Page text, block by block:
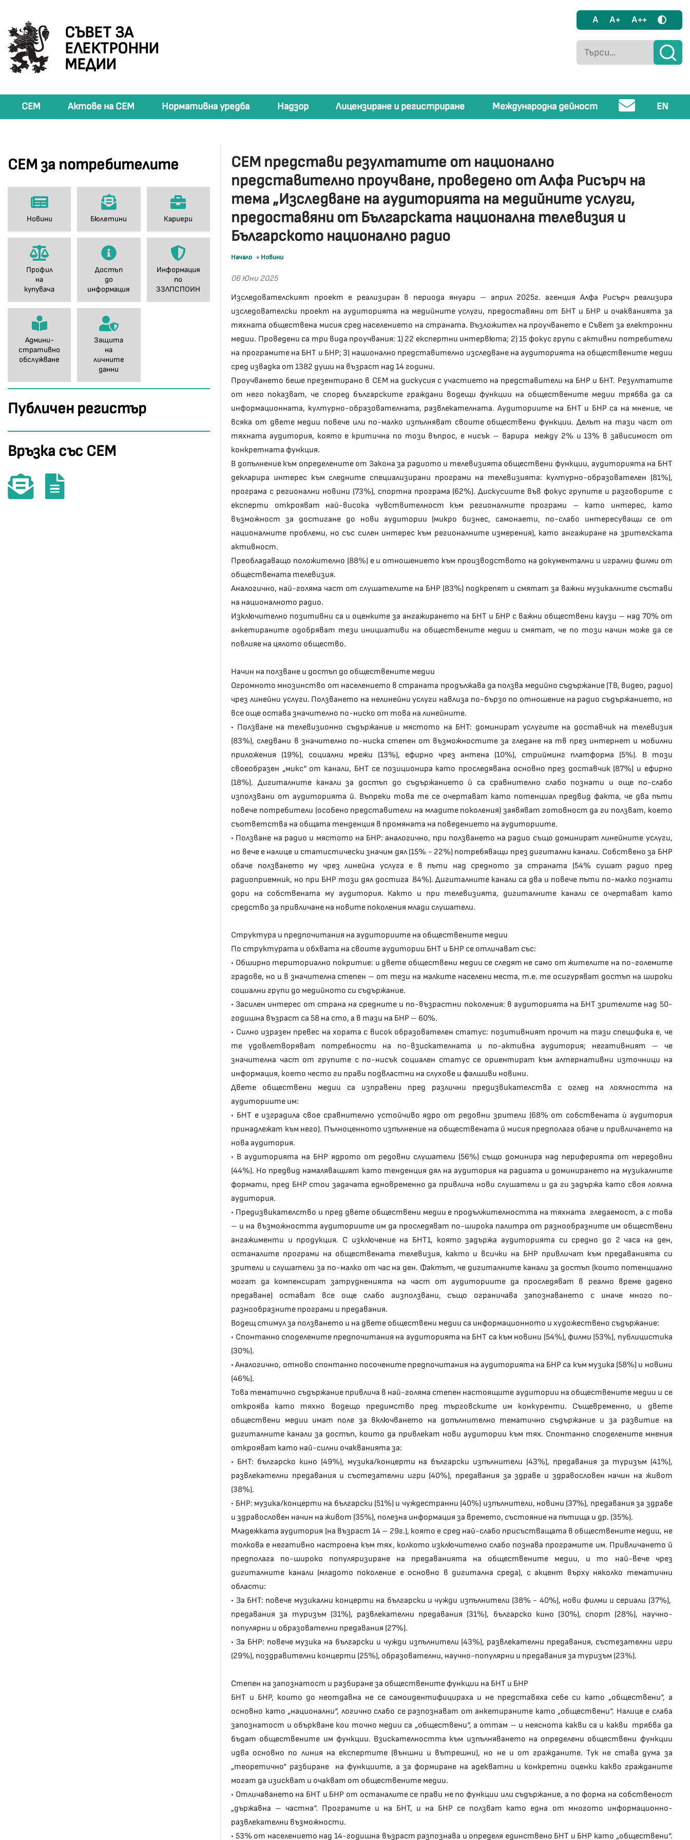
СЪВЕТ ЗА
ЕЛЕКТРОННИ
МЕДИИ
A A+ A++
СЕМ Актове на СЕМ Нормативна уредба Надзор Лицензиране и регистриране Международна дейност EN
СЕМ за потребителите
Новини Бюлетини Кариери
Профил
на
купувача
Достъп
до
информация
Информация
по
ЗЗЛПСПОИН
Админи-
стративно
обслужване
Защита
на
личните
данни
Публичен регистър
Връзка със СЕМ
СЕМ представи резултатите от национално
представително проучване, проведено от Алфа Рисърч на
тема „Изследване на аудиторията на медийните услуги,
предоставяни от Българската национална телевизия и
Българското национално радио
Начало » Новини
06 Юни 2025
Изследователският проект е реализиран в периода януари – април 2025г. агенция Алфа Рисърч реализира
изследователски проект на аудиторията на медийните услуги, предоставяни от БНТ и БНР и очакванията за
тяхната обществена мисия сред населението на страната. Възложител на проучването е Съвет за електронни
медии. Проведени са три вида проучвания: 1) 22 експертни интервюта; 2) 15 фокус групи с активни потребители
на програмите на БНТ и БНР; 3) национално представително изследване на аудиторията на обществените медии
сред извадка от 1382 души на възраст над 14 години.
Проучването беше презентирано в СЕМ на дискусия с участието на представители на БНР и БНТ. Резултатите
от него показват, че според българските граждани водещи функции на обществените медии трябва да са
информационната, културно-образователната, развлекателната. Аудиториите на БНТ и БНР са на мнение, че
всяка от двете медии повече или по-малко изпълняват своите обществени функции. Делът на тази част от
тяхната аудитория, която е критична по този въпрос, е нисък – варира между 2% и 13% в зависимост от
конкретната функция.
В допълнение към определените от Закона за радиото и телевизията обществени функции, аудиторията на БНТ
декларира интерес към следните специализирани програми на телевизията: културно-образователен (81%),
програма с регионални новини (73%), спортна програма (62%). Дискусиите във фокус групите и разговорите с
експерти открояват най-висока чувствителност към регионалните програми – като интерес, като
възможност за достигане до нови аудитории (микро бизнес, самонаети, по-слабо интересуващи се от
националните проблеми, но със силен интерес към регионалните измерения), като ангажиране на зрителската
активност.
Преобладаващо положително (88%) е и отношението към производството на документални и игрални филми от
обществената телевизия.
Аналогично, най-голяма част от слушателите на БНР (83%) подкрепят и смятат за важни музикалните състави
на националното радио.
Изключително позитивни са и оценките за ангажирането на БНТ и БНР с важни обществени каузи – над 70% от
анкетираните одобряват тези инициативи на обществените медии и смятат, че по този начин може да се
повлияе на цялото общество.
Начин на ползване и достъп до обществените медии
Огромното мнозинство от населението в страната продължава да ползва медийно съдържание (ТВ, видео, радио)
чрез линейни услуги. Ползването на нелинейни услуги навлиза по-бързо по отношение на радио съдържанието, но
все още остава значително по-ниско от това на линейните.
• Ползване на телевизионно съдържание и мястото на БНТ: доминират услугите на доставчик на телевизия
(83%), следвани в значително по-ниска степен от възможностите за гледане на тв през интернет и мобилни
приложения (19%), социални мрежи (13%), ефирно чрез антена (10%), стрийминг платформа (5%). В този
своеобразен „микс“ от канали, БНТ се позиционира като проследявана основно през доставчик (87%) и ефирно
(18%). Дигиталните канали за достъп до съдържанието й са сравнително слабо познати и още по-слабо
използвани от аудиторията й. Въпреки това те се очертават като потенциал предвид факта, че два пъти
повече потребители (особено представители на младите поколения) заявяват готовност да ги ползват, което
съответства на общата тенденция в промяната на поведението на аудиториите.
• Ползване на радио и мястото на БНР: аналогично, при ползването на радио също доминират линейните услуги,
но вече е налице и статистически значим дял (15% - 22%) потребяващи през дигитални канали. Собствено за БНР
обаче ползването му чрез линейна услуга е в пъти над средното за страната (54% сушат радио пред
радиоприемник, но при БНР този дял достига 84%). Дигиталните канали са два и повече пъти по-малко познати
дори на собствената му аудитория. Както и при телевизията, дигиталните канали се очертават като
средство за привличане на новите поколения млади слушатели.
Структура и предпочитания на аудиториите на обществените медии
По структурата и обхвата на своите аудитории БНТ и БНР се отличават със:
• Обширно териториално покритие: и двете обществени медии се следят не само от жителите на по-големите
градове, но и в значителна степен – от тези на малките населени места, т.е. те осигуряват достъп на широки
социални групи до медийното си съдържание.
• Засилен интерес от страна на средните и по-възрастни поколения: в аудиторията на БНТ зрителите над 50-
годишна възраст са 58 на сто, а в тази на БНР – 60%.
• Силно изразен превес на хората с висок образователен статус: позитивният прочит на тази специфика е, че
те удовлетворяват потребности на по-взискателната и по-активна аудитория; негативният – че
значителна част от групите с по-нисък социален статус се ориентират към алтернативни източници на
информация, което често ги прави подвластни на слухове и фалшиви новини.
Двете обществени медии са изправени пред различни предизвикателства с оглед на лоялността на
аудиториите им:
• БНТ е изградила свое сравнително устойчиво ядро от редовни зрители (68% от собствената ѝ аудитория
принадлежат към него). Пълноценното изпълнение на обществената й мисия предполага обаче и привличането на
нова аудитория.
• В аудиторията на БНР ядрото от редовни слушатели (56%) също доминира над периферията от нередовни
(44%). Но предвид намаляващият като тенденция дял на аудитория на радиата и доминирането на музикалните
формати, пред БНР стои задачата едновременно да привлича нови слушатели и да ги задържа като своя лоялна
аудитория.
• Предизвикателство и пред двете обществени медии е продължителността на тяхната гледаемост, а с това
– и на възможността аудиториите им да проследяват по-широка палитра от разнообразните им обществени
ангажименти и продукция. С изключение на БНТ1, която задържа аудиторията си средно до 2 часа на ден,
останалите програми на обществената телевизия, както и всички на БНР привличат към предаванията си
зрители и слушатели за по-малко от час на ден. Фактът, че дигиталните канали за достъп (които потенциално
могат да компенсират затрудненията на част от аудиториите да проследяват в реално време дадено
предаване) остават все още слабо аизползвани, също ограничава запознаването с иначе много по-
разнообразните програми и предавания.
Водещ стимул за ползването и на двете обществени медии са информационното и художествено съдържание:
• Спонтанно споделените предпочитания на аудиторията на БНТ са към новини (54%), филми (53%), публицистика
(30%).
• Аналогично, отново спонтанно посочените предпочитания на аудиторията на БНР са към музика (58%) и новини
(46%).
Това тематично съдържание привлича в най-голяма степен настоящите аудитории на обществените медии и се
откроява като тяхно водещо предимство пред търговските им конкуренти. Същевременно, и двете
обществени медии имат поле за включването на допълнително тематично съдържание и за развитие на
дигиталните канали за достъп, които да привлекат нови аудитории към тях. Спонтанно споделените мнения
открояват като най-силни очакванията за:
• БНТ: българско кино (49%), музика/концерти на български изпълнители (43%), предавания за туризъм (41%),
развлекателни предавания и състезателни игри (40%), предавания за здраве и здравословен начин на живот
(38%).
• БНР: музика/концерти на български (51%) и чуждестранни (40%) изпълнители, новини (37%), предавания за здраве
и здравословен начин на живот (35%), полезна информация за времето, състояние на пътища и др. (35%).
Младежката аудитория (на възраст 14 – 29г.), която е сред най-слабо присъстващата в обществените медии, не
толкова е негативно настроена към тях, колкото изключително слабо познава програмите им. Привличането й
предполага по-широко популяризиране на предаванията на обществените медии, и то най-вече чрез
дигиталните канали (младото поколение е основно в дигитална среда), с акцент върху няколко тематични
области:
• За БНТ: повече музикални концерти на български и чужди изпълнители (38% - 40%), нови филми и сериали (37%),
предавания за туризъм (31%), развлекателни предавания (31%), българско кино (30%), спорт (28%), научно-
популярни и образователни предавания (27%).
• За БНР: повече музика на български и чужди изпълнители (43%), развлекателни предавания, състезателни игри
(29%), поздравителни концерти (25%), образователни, научно-популярни и предавания за туризъм (23%).
Степен на запознатост и разбиране за обществените функции на БНТ и БНР
БНТ и БНР, които до неотдавна не се самоидентифицираха и не представяха себе си като „обществени“, а
основно като „национални“, логично слабо се разпознават от анкетираните като „обществени“. Налице е слаба
запознатост и объркване кои точно медии са „обществени“, а оттам – и неяснота какви са и какви трябва да
бъдат обществените им функции. Взискателността към изпълняването на определени обществени функции
идва основно по линия на експертите (външни и вътрешни), но не и от гражданите. Тук не става дума за
„теоретично“ разбиране на функциите, а за формиране на адекватни и конкретни оценки какво гражданите
могат да изискват и очакват от обществените медии.
• Отличаването на БНТ и БНР от останалите се прави не по функции или съдържание, а по форма на собственост
„държавна – частна“. Програмите и на БНТ, и на БНР се ползват като една от многото информационно-
развлекателни възможности.
• 53% от населението над 14-годишна възраст разпознава и определя единствено БНТ и БНР като „обществени“.